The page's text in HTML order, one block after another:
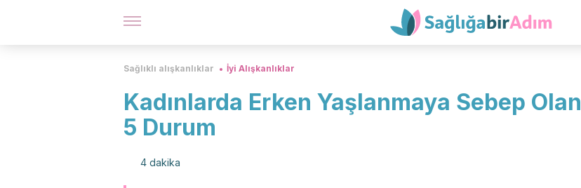
Sağlıklı alışkanlıklar İyi Alışkanlıklar
Kadınlarda Erken Yaşlanmaya Sebep Olan
5 Durum
4 dakika